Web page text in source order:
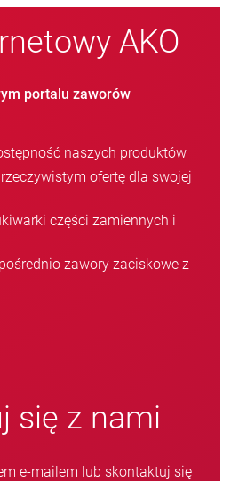
AKO
portalu zaworów
naszych produktów
ofertę dla swojej
części zamiennych i
zawory zaciskowe z
się z nami
e-mailem lub skontaktuj się